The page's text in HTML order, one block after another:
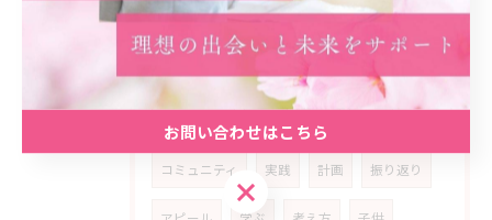
プラン 予想外 ネガティブ
乗り超える
コミュニティ 実践 計画 振り返り
お問い合わせはこちら
お問い合わせはこちら